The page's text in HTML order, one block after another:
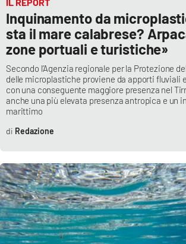
Inquinamento da
sta il mare calabrese?
zone portuali e turistiche»
Secondo l’Agenzia regionale per la Protezione
delle microplastiche proviene da apporti fluviali
con una conseguente maggiore presenza nel
anche una più elevata presenza antropica e un
marittimo
Redazione